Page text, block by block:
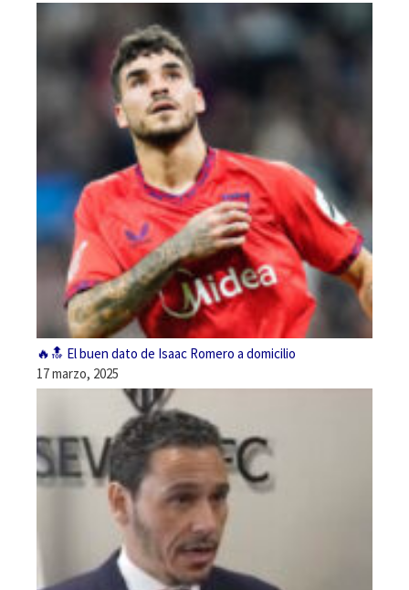
🔥🔝 El buen dato de Isaac Romero a domicilio
17 marzo, 2025